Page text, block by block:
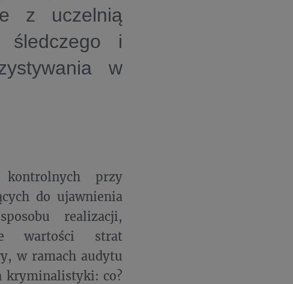
z uczelnią
śledczego i
w
przy
do ujawnienia
realizacji,
wartości strat
w ramach audytu
kryminalistyki: co?